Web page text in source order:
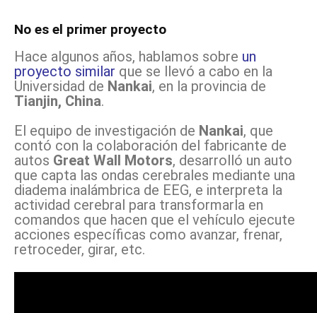
No es el primer proyecto
Hace algunos años, hablamos sobre un
proyecto similar que se llevó a cabo en la
Universidad de Nankai, en la provincia de
Tianjin, China.
El equipo de investigación de Nankai, que
contó con la colaboración del fabricante de
autos Great Wall Motors, desarrolló un auto
que capta las ondas cerebrales mediante una
diadema inalámbrica de EEG, e interpreta la
actividad cerebral para transformarla en
comandos que hacen que el vehículo ejecute
acciones específicas como avanzar, frenar,
retroceder, girar, etc.